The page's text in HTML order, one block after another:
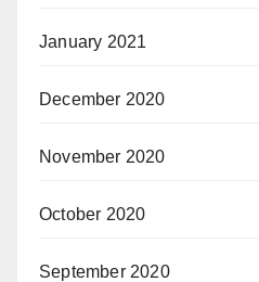
January 2021
December 2020
November 2020
October 2020
September 2020